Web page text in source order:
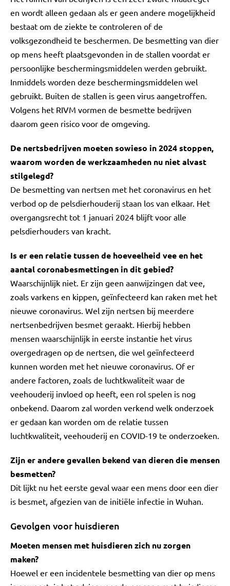
en wordt alleen gedaan als er geen andere mogelijkheid
bestaat om de ziekte te controleren of de
volksgezondheid te beschermen. De besmetting van dier
op mens heeft plaatsgevonden in de stallen voordat er
persoonlijke beschermingsmiddelen werden gebruikt.
Inmiddels worden deze beschermingsmiddelen wel
gebruikt. Buiten de stallen is geen virus aangetroffen.
Volgens het RIVM vormen de besmette bedrijven
daarom geen risico voor de omgeving.
De nertsbedrijven moeten sowieso in 2024 stoppen,
waarom worden de werkzaamheden nu niet alvast
stilgelegd?
De besmetting van nertsen met het coronavirus en het
verbod op de pelsdierhouderij staan los van elkaar. Het
overgangsrecht tot 1 januari 2024 blijft voor alle
pelsdierhouders van kracht.
Is er een relatie tussen de hoeveelheid vee en het
aantal coronabesmettingen in dit gebied?
Waarschijnlijk niet. Er zijn geen aanwijzingen dat vee,
zoals varkens en kippen, geïnfecteerd kan raken met het
nieuwe coronavirus. Wel zijn nertsen bij meerdere
nertsenbedrijven besmet geraakt. Hierbij hebben
mensen waarschijnlijk in eerste instantie het virus
overgedragen op de nertsen, die wel geïnfecteerd
kunnen worden met het nieuwe coronavirus. Of er
andere factoren, zoals de luchtkwaliteit waar de
veehouderij invloed op heeft, een rol spelen is nog
onbekend. Daarom zal worden verkend welk onderzoek
er gedaan kan worden om de relatie tussen
luchtkwaliteit, veehouderij en COVID-19 te onderzoeken.
Zijn er andere gevallen bekend van dieren die mensen
besmetten?
Dit lijkt nu het eerste geval waar een mens door een dier
is besmet, afgezien van de initiële infectie in Wuhan.
Gevolgen voor huisdieren
Moeten mensen met huisdieren zich nu zorgen
maken?
Hoewel er een incidentele besmetting van dier op mens